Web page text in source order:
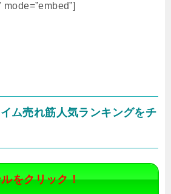
ム売れ筋人気ランキングをチ
をクリック！